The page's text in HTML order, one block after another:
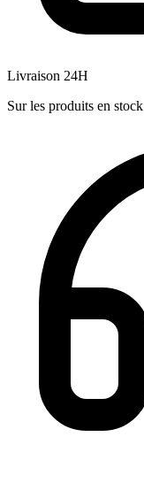
Livraison 24H
Sur les produits en stock